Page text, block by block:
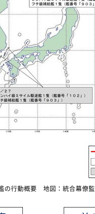
の行動概要 地図：統合幕僚